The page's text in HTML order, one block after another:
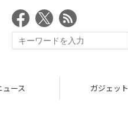
ュース ガジェット